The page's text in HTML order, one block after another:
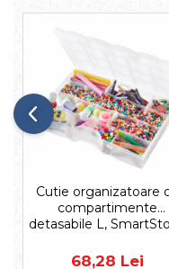
Cutie organizatoare
compartimente
detasabile L,
68,28 Lei